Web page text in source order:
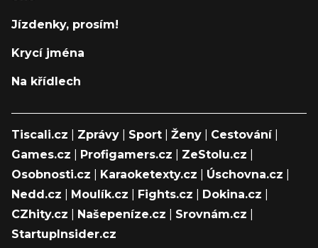
Jízdenky, prosím!
Krycí jména
Na křídlech
Tiscali.cz Zprávy Sport Ženy Cestování|
Games.cz
Profigamers.cz ZeStolu.cz
Osobnosti.cz
Karaoketexty.cz Úschovna.cz
Nedd.cz
Moulík.cz Fights.cz Dokina.cz
CZhity.cz
Našepeníze.cz Srovnám.cz
StartupInsider.cz